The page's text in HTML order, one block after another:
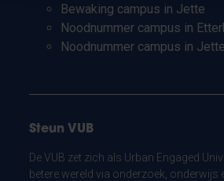
Bewaking campus in Jette
Noodnummer campus in
Noodnummer campus in Jette
Steun VUB
De VUB zet zich als Urban Engaged
betere wereld via onderzoek,